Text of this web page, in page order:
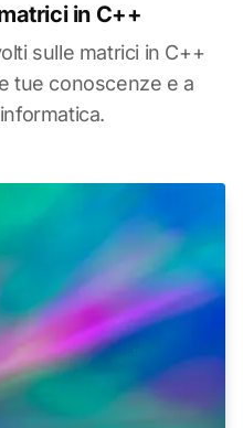
in C++
sulle matrici in C++
tue conoscenze e a